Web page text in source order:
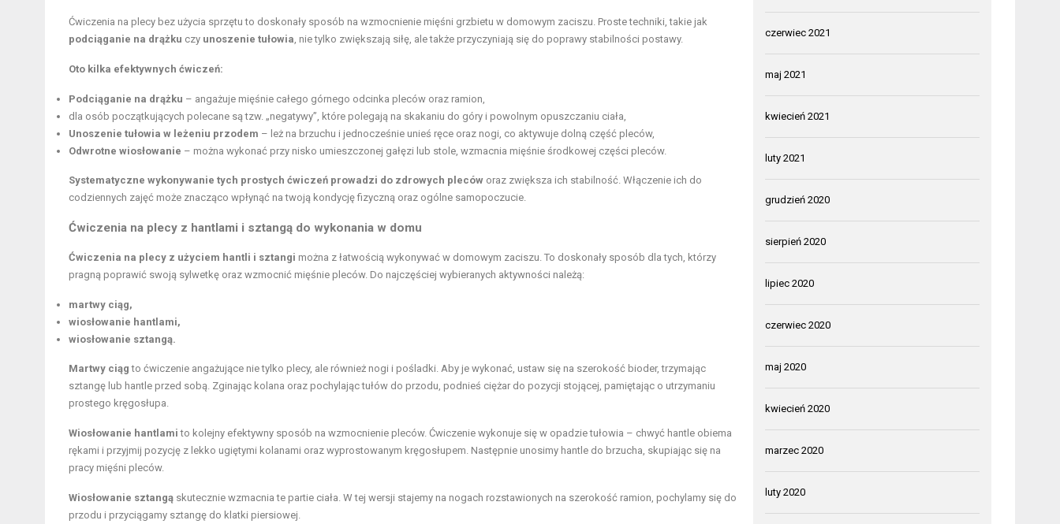
Ćwiczenia na plecy bez użycia sprzętu to doskonały sposób na wzmocnienie mięśni grzbietu w domowym zaciszu. Proste techniki, takie jak
podciąganie na drążku czy unoszenie tułowia , nie tylko zwiększają siłę, ale także przyczyniają się do poprawy stabilności postawy.
Oto kilka efektywnych ćwiczeń:
Podciąganie na drążku – angażuje mięśnie całego górnego odcinka pleców oraz ramion,
dla osób początkujących polecane są tzw. „negatywy”, które polegają na skakaniu do góry i powolnym opuszczaniu ciała,
Unoszenie tułowia w leżeniu przodem – leż na brzuchu i jednocześnie unieś ręce oraz nogi, co aktywuje dolną część pleców,
Odwrotne wiosłowanie – można wykonać przy nisko umieszczonej gałęzi lub stole, wzmacnia mięśnie środkowej części pleców.
Systematyczne wykonywanie tych prostych ćwiczeń prowadzi do zdrowych pleców oraz zwiększa ich stabilność. Włączenie ich do
codziennych zajęć może znacząco wpłynąć na twoją kondycję fizyczną oraz ogólne samopoczucie.
Ćwiczenia na plecy z hantlami i sztangą do wykonania w domu
Ćwiczenia na plecy z użyciem hantli i sztangi można z łatwością wykonywać w domowym zaciszu. To doskonały sposób dla tych, którzy
pragną poprawić swoją sylwetkę oraz wzmocnić mięśnie pleców. Do najczęściej wybieranych aktywności należą:
martwy ciąg,
wiosłowanie hantlami,
wiosłowanie sztangą.
Martwy ciąg to ćwiczenie angażujące nie tylko plecy, ale również nogi i pośladki. Aby je wykonać, ustaw się na szerokość bioder, trzymając
sztangę lub hantle przed sobą. Zginając kolana oraz pochylając tułów do przodu, podnieś ciężar do pozycji stojącej, pamiętając o utrzymaniu
prostego kręgosłupa.
Wiosłowanie hantlami to kolejny efektywny sposób na wzmocnienie pleców. Ćwiczenie wykonuje się w opadzie tułowia – chwyć hantle obiema
rękami i przyjmij pozycję z lekko ugiętymi kolanami oraz wyprostowanym kręgosłupem. Następnie unosimy hantle do brzucha, skupiając się na
pracy mięśni pleców.
Wiosłowanie sztangą skutecznie wzmacnia te partie ciała. W tej wersji stajemy na nogach rozstawionych na szerokość ramion, pochylamy się do
przodu i przyciągamy sztangę do klatki piersiowej.
czerwiec 2021
maj 2021
kwiecień 2021
luty 2021
grudzień 2020
sierpień 2020
lipiec 2020
czerwiec 2020
maj 2020
kwiecień 2020
marzec 2020
luty 2020